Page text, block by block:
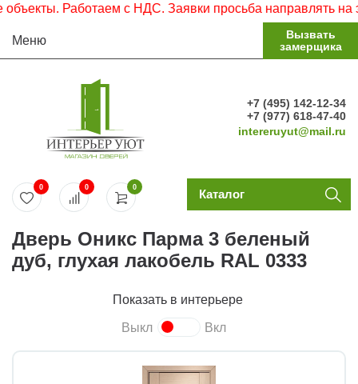
Работаем с НДС. Заявки просьба направлять на
Меню
Вызвать
замерщика
+7 (495) 142-12-34
+7 (977) 618-47-40
intereruyut@mail.ru
0
0 0 Каталог
Дверь Оникс Парма 3 беленый
дуб, глухая лакобель RAL 0333
Показать в интерьере
Выкл Вкл